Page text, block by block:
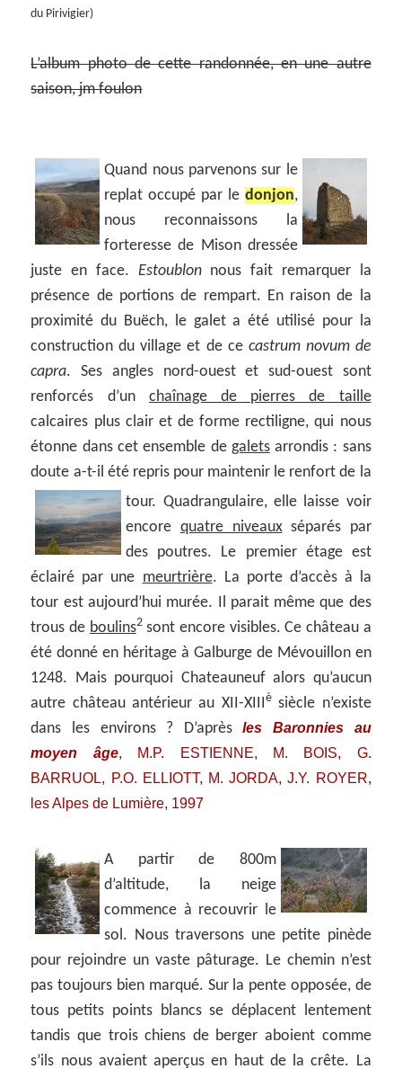
du Pirivigier)
L’album photo de cette randonnée, en une autre
saison, jm foulon
Quand nous parvenons sur le
replat occupé par le donjon,
nous reconnaissons la
forteresse de Mison dressée
juste en face. Estoublonnous fait remarquer la
présence de portions de rempart. En raison de la
proximité du Buëch, le galet a été utilisé pour la
construction du village et de ce castrum novum de
capra. Ses angles nord-ouest et sud-ouest sont
renforcés d’un chaînage de pierres de taille
calcaires plus clair et de forme rectiligne, qui nous
étonne dans cet ensemble de galetsarrondis : sans
doute a-t-il été repris pour maintenir le renfort de la
tour. Quadrangulaire, elle laisse voir
encore quatre niveauxséparés par
des poutres. Le premier étage est
éclairé par une meurtrière. La porte d’accès à la
tour est aujourd’hui murée. Il parait même que des
trous de boulins2sont encore visibles. Ce château a
été donné en héritage à Galburge de Mévouillon en
1248. Mais pourquoi Chateauneuf alors qu’aucun
autre château antérieur au XII-XIII
èsiècle n’existe
dans les environs ? D’aprèsles Baronnies au
moyen âge, M.P. ESTIENNE, M. BOIS, G.
BARRUOL, P.O. ELLIOTT, M. JORDA, J.Y. ROYER,
les Alpes de Lumière, 1997
A partir de 800m
d’altitude, la neige
commence à recouvrir le
sol. Nous traversons une petite pinède
pour rejoindre un vaste pâturage. Le chemin n’est
pas toujours bien marqué. Sur la pente opposée, de
tous petits points blancs se déplacent lentement
tandis que trois chiens de berger aboient comme
s’ils nous avaient aperçus en haut de la crête. La